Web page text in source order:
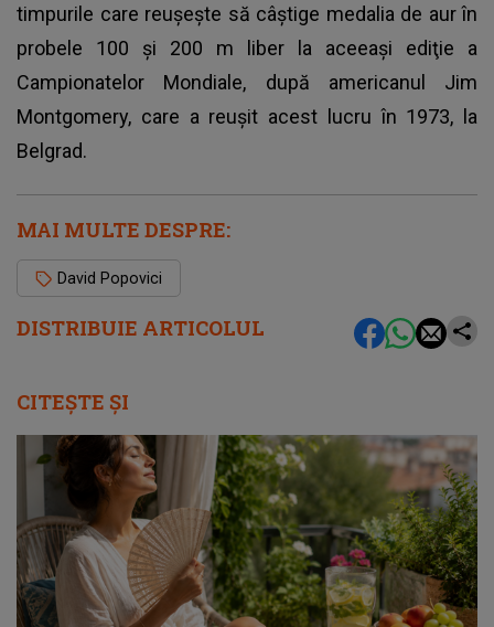
DISTRIBUIE ARTICOLUL
timpurile care reuşeşte să câştige medalia de aur în
probele 100 şi 200 m liber la aceeaşi ediţie a
Campionatelor Mondiale, după americanul Jim
Montgomery, care a reuşit acest lucru în 1973, la
Belgrad.
MAI MULTE DESPRE:
David Popovici
CITEȘTE ȘI